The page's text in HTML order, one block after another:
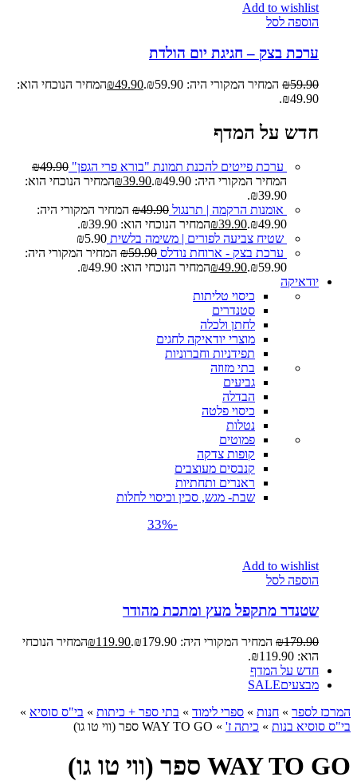
Add to wishlist
הוספה לסל
ערכת בצק – חגיגת יום הולדת
₪59.90 המחיר המקורי היה: ₪59.90. ₪49.90
המחיר הנוכחי הוא:
₪49.90.
חדש על המדף
ערכת פייטים להכנת תמונת "בורא פרי הגפן" ₪49.90
המחיר המקורי היה: ₪49.90.
₪39.90
המחיר הנוכחי הוא:
₪39.90.
אומנות הרקמה | תרנגול
₪49.90
המחיר המקורי היה:
₪49.90.
₪39.90
המחיר הנוכחי הוא: ₪39.90.
שטיח צביעה לפורים | משימה בלשית
₪5.90
ערכת בצק - ארוחת נודלס
₪59.90
המחיר המקורי היה:
₪59.90.
₪49.90
המחיר הנוכחי הוא: ₪49.90.
יודאיקה
כיסוי טליתות
סטנדרים
לחתן ולכלה
מוצרי יודאיקה לחגים
תפידניות וחברוניות
בתי מזוזה
גביעים
הבדלה
כיסוי פלטה
נטלות
פמוטים
קופות צדקה
קנבסים מעוצבים
ראנרים ותחתיות
שבת- מגש, סכין וכיסוי לחלות
-33%
Add to wishlist
הוספה לסל
שטנדר מתקפל מעץ ומתכת מהודר
₪179.90 המחיר המקורי היה: ₪179.90. ₪119.90
המחיר הנוכחי
הוא: ₪119.90.
חדש על המדף
מבצעיםSALE
המרכז לספר » חנות » ספרי לימוד » בתי ספר + כיתות » בי"ס סוסיא »
בי"ס סוסיא בנות » כיתה ז' » WAY TO GO ספר (ווי טו גו)
WAY TO GO ספר (ווי טו גו)